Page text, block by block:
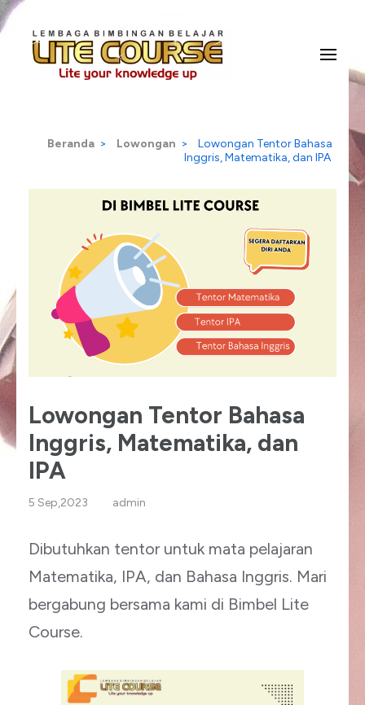
Lompat
konten
Enter)Beranda > Lowongan >
Lowongan Tentor Bahasa
Inggris, Matematika, dan IPA
Lowongan Tentor Bahasa
Inggris, Matematika, dan
IPA
5 Sep,2023 admin
Dibutuhkan tentor untuk mata pelajaran
Matematika, IPA, dan Bahasa Inggris. Mari
bergabung bersama kami di Bimbel Lite
Course.